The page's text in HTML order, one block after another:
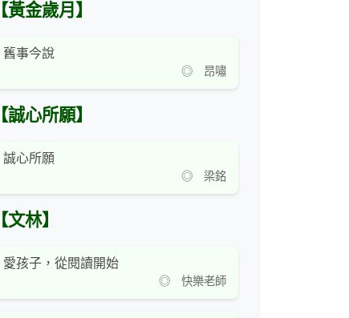
【黃金歲月】
舊事今說
◎ 昂嘯
【誠心所願】
誠心所願
◎ 梁銘
【文林】
愛孩子，從閱讀開始
◎ 快樂老師